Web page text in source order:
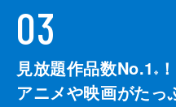
03
見放題作品数No.1 ※
！
アニメや映画がたっ